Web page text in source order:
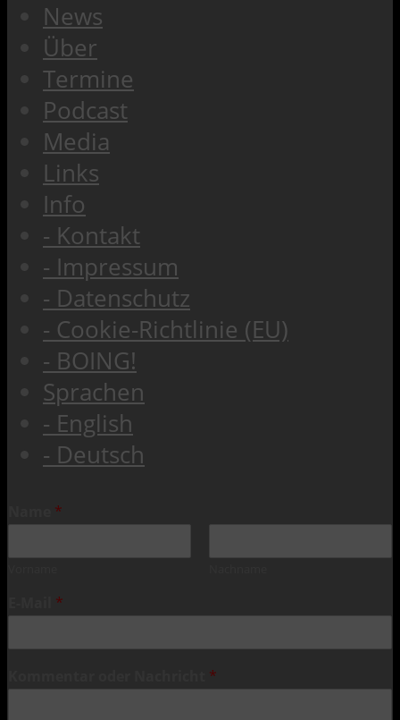
News
Über
Termine
Podcast
Media
Links
Info
- Kontakt
- Impressum
- Datenschutz
- Cookie-Richtlinie (EU)
- BOING!
Sprachen
- English
- Deutsch
*
*
*